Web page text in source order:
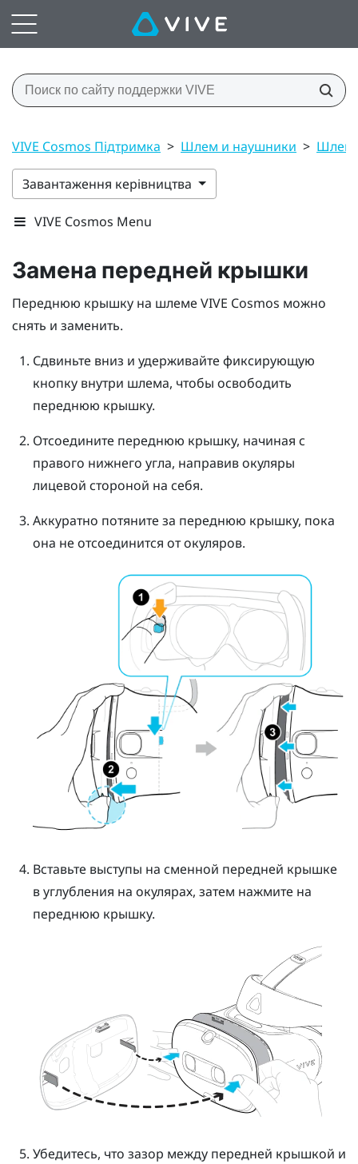
VIVE Cosmos Підтримка > Шлем и наушники > Шлем
Завантаження керівництва
VIVE Cosmos Menu
Замена передней крышки
Переднюю крышку на шлеме VIVE Cosmos можно
снять и заменить.
Сдвиньте вниз и удерживайте фиксирующую
кнопку внутри шлема, чтобы освободить
переднюю крышку.
Отсоедините переднюю крышку, начиная с
правого нижнего угла, направив окуляры
лицевой стороной на себя.
Аккуратно потяните за переднюю крышку, пока
она не отсоединится от окуляров.
Вставьте выступы на сменной передней крышке
в углубления на окулярах, затем нажмите на
переднюю крышку.
Убедитесь, что зазор между передней крышкой и